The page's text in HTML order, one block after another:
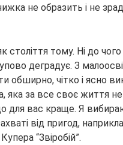
не образить і не
тому. Ні до
деградує. З
чітко і ясно
за все своє життя не
для вас краще. Я
від пригод,
“Звіробій”.